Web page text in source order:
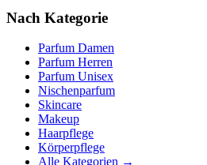
Nach Kategorie
Parfum Damen
Parfum Herren
Parfum Unisex
Nischenparfum
Skincare
Makeup
Haarpflege
Körperpflege
Alle Kategorien →